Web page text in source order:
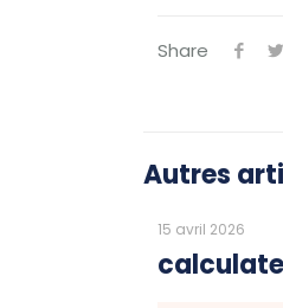
Share
Autres
15 avril 2026